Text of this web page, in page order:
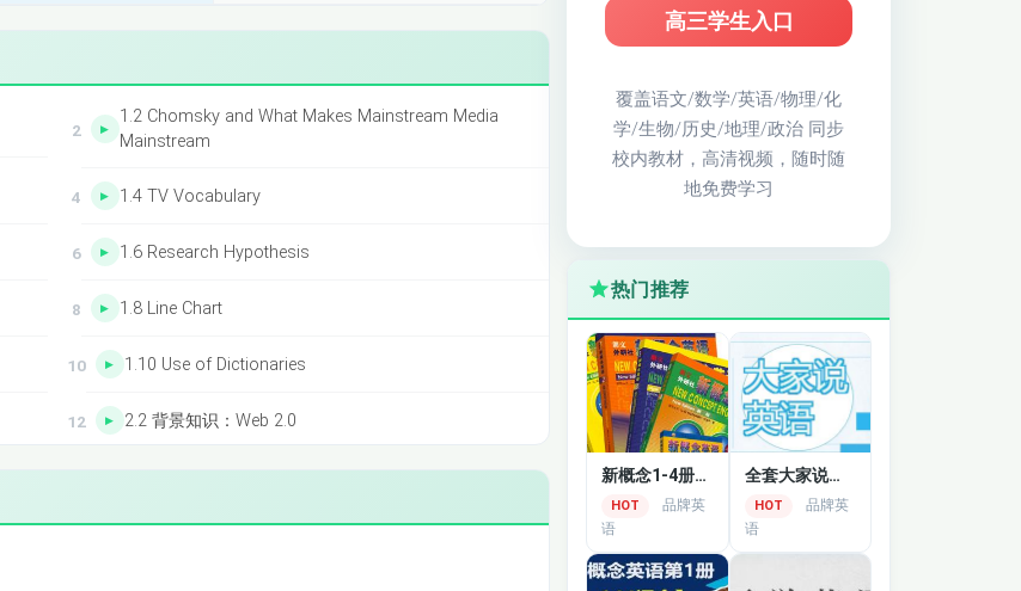
1.2 Chomsky and What Makes Mainstream Media
Mainstream
1.4 TV Vocabulary
1.6 Research Hypothesis
1.8 Line Chart
1.10 Use of Dictionaries
2.2 背景知识：Web 2.0
高三学生入口
覆盖语文/数学/英语/物理/化
学/生物/历史/地理/政治 同步
校内教材，高清视频，随时随
地免费学习
热门推荐
新概念1-4册全四册+讲解版
HOT
品牌英
语
全套大家说英语视频
HOT
品牌英
语